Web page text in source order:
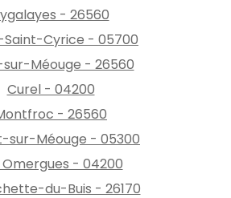
- 26560
Saint-Cyrice - 05700
Méouge - 26560
Curel - 04200
- 26560
sur-Méouge - 05300
Omergues - 04200
du-Buis - 26170